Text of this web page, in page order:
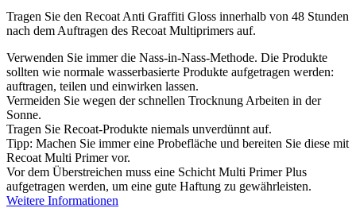
Tragen Sie den Recoat Anti Graffiti Gloss innerhalb von 48 Stunden
nach dem Auftragen des Recoat Multiprimers auf.
Verwenden Sie immer die Nass-in-Nass-Methode. Die Produkte
sollten wie normale wasserbasierte Produkte aufgetragen werden:
auftragen, teilen und einwirken lassen.
Vermeiden Sie wegen der schnellen Trocknung Arbeiten in der
Sonne.
Tragen Sie Recoat-Produkte niemals unverdünnt auf.
Tipp: Machen Sie immer eine Probefläche und bereiten Sie diese mit
Recoat Multi Primer vor.
Vor dem Überstreichen muss eine Schicht Multi Primer Plus
aufgetragen werden, um eine gute Haftung zu gewährleisten.
Weitere Informationen